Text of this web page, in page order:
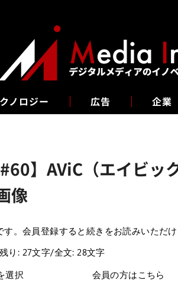
ノロジー 広告 企業
#60】AViC（エイビ
像
。会員登録すると続きをお読みいただけ
残り: 27文字/全文: 28文字
選択
会員の方はこちら